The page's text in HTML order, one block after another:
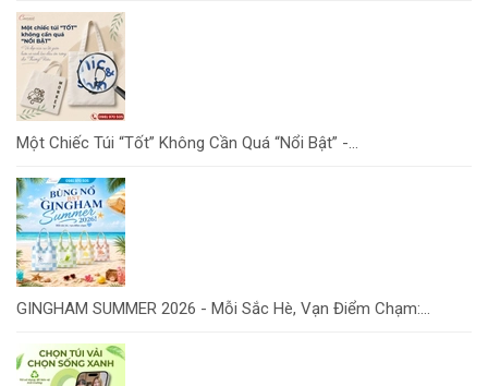
Một Chiếc Túi “Tốt” Không Cần Quá “Nổi Bật” -...
GINGHAM SUMMER 2026 - Mỗi Sắc Hè, Vạn Điểm Chạm:...